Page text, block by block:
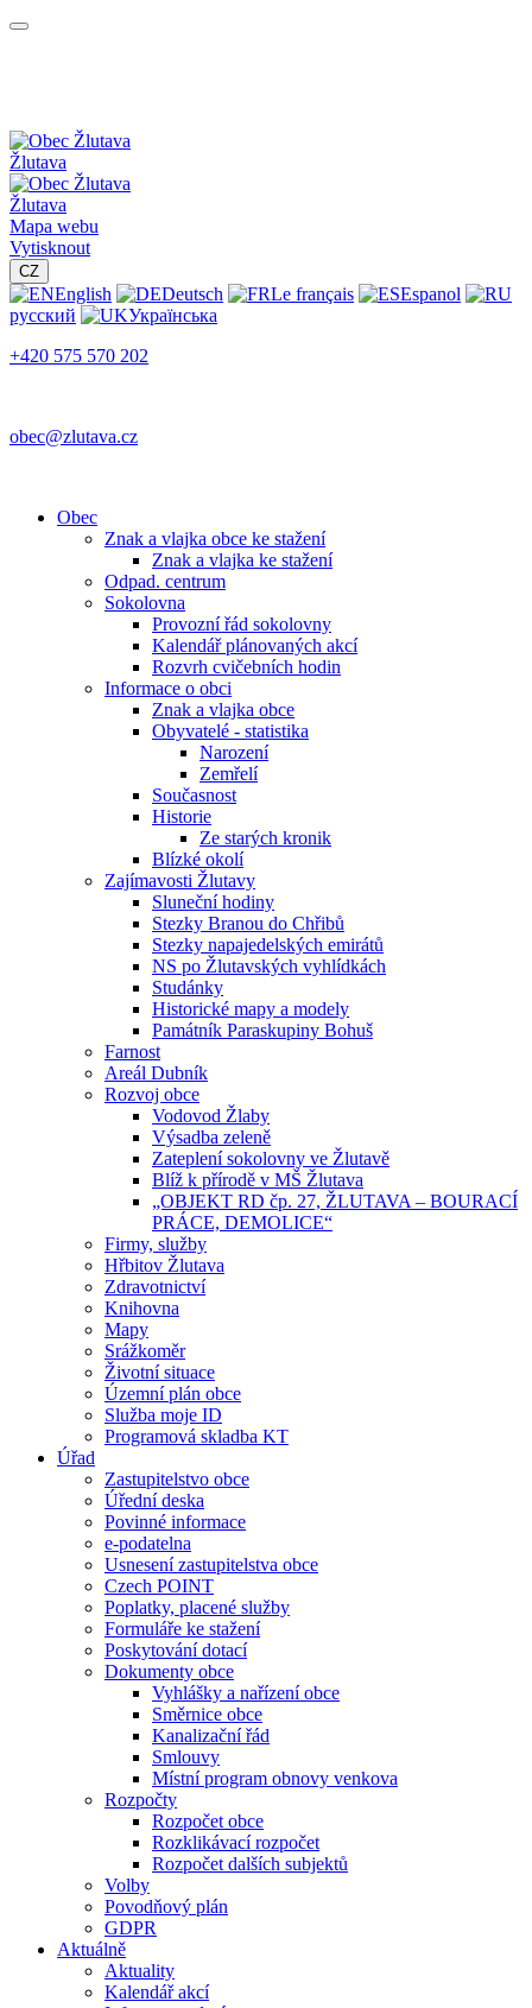
Žlutava
Žlutava
Mapa webu
Vytisknout
CZ
English Deutsch Le français
Espanol
русский
Українська
+420 575 570 202
obec@zlutava.cz
Obec
Znak a vlajka obce ke stažení
Znak a vlajka ke stažení
Odpad. centrum
Sokolovna
Provozní řád sokolovny
Kalendář plánovaných akcí
Rozvrh cvičebních hodin
Informace o obci
Znak a vlajka obce
Obyvatelé - statistika
Narození
Zemřelí
Současnost
Historie
Ze starých kronik
Blízké okolí
Zajímavosti Žlutavy
Sluneční hodiny
Stezky Branou do Chřibů
Stezky napajedelských emirátů
NS po Žlutavských vyhlídkách
Studánky
Historické mapy a modely
Památník Paraskupiny Bohuš
Farnost
Areál Dubník
Rozvoj obce
Vodovod Žlaby
Výsadba zeleně
Zateplení sokolovny ve Žlutavě
Blíž k přírodě v MŠ Žlutava
„OBJEKT RD čp. 27, ŽLUTAVA – BOURACÍ
PRÁCE, DEMOLICE“
Firmy, služby
Hřbitov Žlutava
Zdravotnictví
Knihovna
Mapy
Srážkoměr
Životní situace
Územní plán obce
Služba moje ID
Programová skladba KT
Úřad
Zastupitelstvo obce
Úřední deska
Povinné informace
e-podatelna
Usnesení zastupitelstva obce
Czech POINT
Poplatky, placené služby
Formuláře ke stažení
Poskytování dotací
Dokumenty obce
Vyhlášky a nařízení obce
Směrnice obce
Kanalizační řád
Smlouvy
Místní program obnovy venkova
Rozpočty
Rozpočet obce
Rozklikávací rozpočet
Rozpočet dalších subjektů
Volby
Povodňový plán
GDPR
Aktuálně
Aktuality
Kalendář akcí